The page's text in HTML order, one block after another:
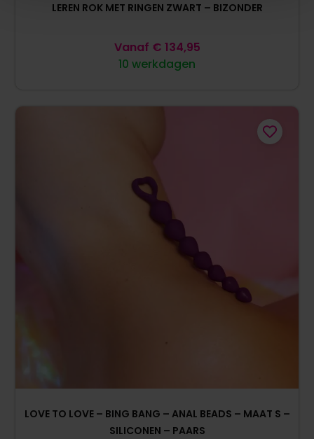
LEREN ROK MET RINGEN ZWART – BIZONDER
10 werkdagen
Vanaf € 134,95
LOVE TO LOVE – BING BANG – ANAL BEADS – MAAT S –
SILICONEN – PAARS